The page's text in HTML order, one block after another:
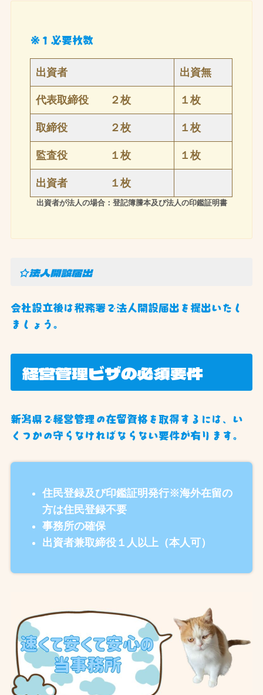
※１必要枚数
出資者 出資無
代表取締役 ２枚 １枚
取締役 ２枚 １枚
監査役 １枚 １枚
出資者 １枚
出資者が法人の場合：登記簿謄本及び法人の印鑑証明書
☆法人開設届出
会社設立後は税務署で法人開設届出を提出いたし
ましょう。
経営管理ビザの必須要件
新潟県で経営管理の在留資格を取得するには、い
くつかの守らなければならない要件が有ります。
住民登録及び印鑑証明発行※海外在留の
方は住民登録不要
事務所の確保
出資者兼取締役１人以上（本人可）